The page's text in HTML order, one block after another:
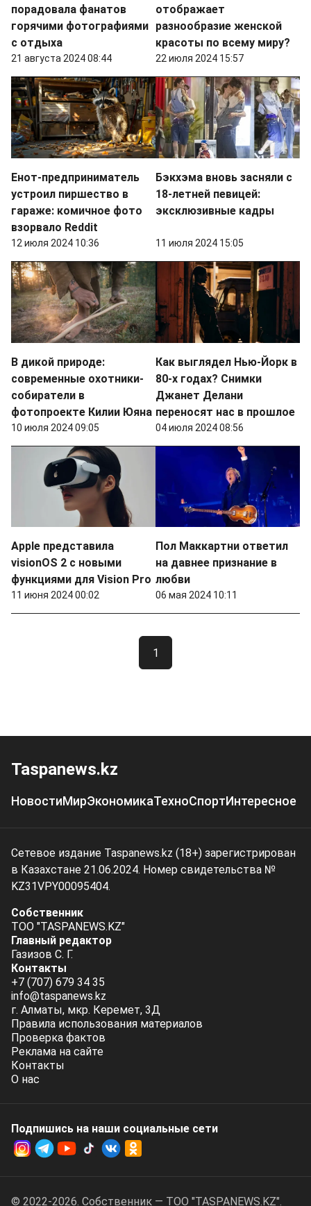
порадовала фанатов
горячими фотографиями
с отдыха
21 августа 2024 08:44
отображает
разнообразие женской
красоты по всему миру?
22 июля 2024 15:57
Енот-предприниматель
устроил пиршество в
гараже: комичное фото
взорвало Reddit
12 июля 2024 10:36
Бэкхэма вновь засняли с
18-летней певицей:
эксклюзивные кадры
11 июля 2024 15:05
В дикой природе:
современные охотники-
собиратели в
фотопроекте Килии Юяна
10 июля 2024 09:05
Как выглядел Нью-Йорк в
80-х годах? Снимки
Джанет Делани
переносят нас в прошлое
04 июля 2024 08:56
Apple представила
visionOS 2 с новыми
функциями для Vision Pro
11 июня 2024 00:02
Пол Маккартни ответил
на давнее признание в
любви
06 мая 2024 10:11
1
Taspanews.kz
НовостиМирЭкономикаТехноСпортИнтересное
Сетевое издание Taspanews.kz (18+) зарегистрирован
в Казахстане 21.06.2024. Номер свидетельства №
KZ31VPY00095404.
Собственник
ТОО "TASPANEWS.KZ"
Главный редактор
Газизов С. Г.
Контакты
+7 (707) 679 34 35
info@taspanews.kz
г. Алматы, мкр. Керемет, 3Д
Правила использования материалов
Проверка фактов
Реклама на сайте
Контакты
О нас
Подпишись на наши социальные cети
© 2022-2026. Собственник — ТОО "TASPANEWS.KZ".